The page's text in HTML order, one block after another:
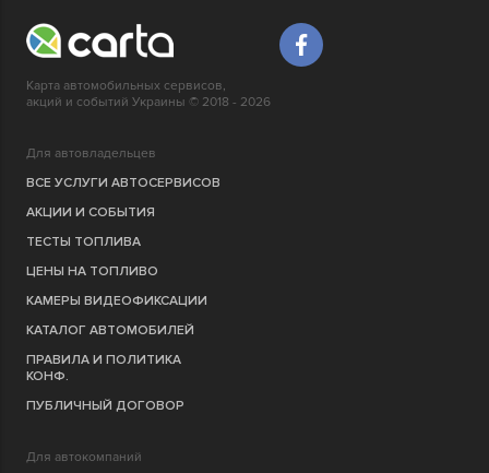
Карта автомобильных сервисов,
акций и событий Украины © 2018 - 2026
Для автовладельцев
ВСЕ УСЛУГИ АВТОСЕРВИСОВ
АКЦИИ И СОБЫТИЯ
ТЕСТЫ ТОПЛИВА
ЦЕНЫ НА ТОПЛИВО
КАМЕРЫ ВИДЕОФИКСАЦИИ
КАТАЛОГ АВТОМОБИЛЕЙ
ПРАВИЛА И ПОЛИТИКА
КОНФ.
ПУБЛИЧНЫЙ ДОГОВОР
Для автокомпаний